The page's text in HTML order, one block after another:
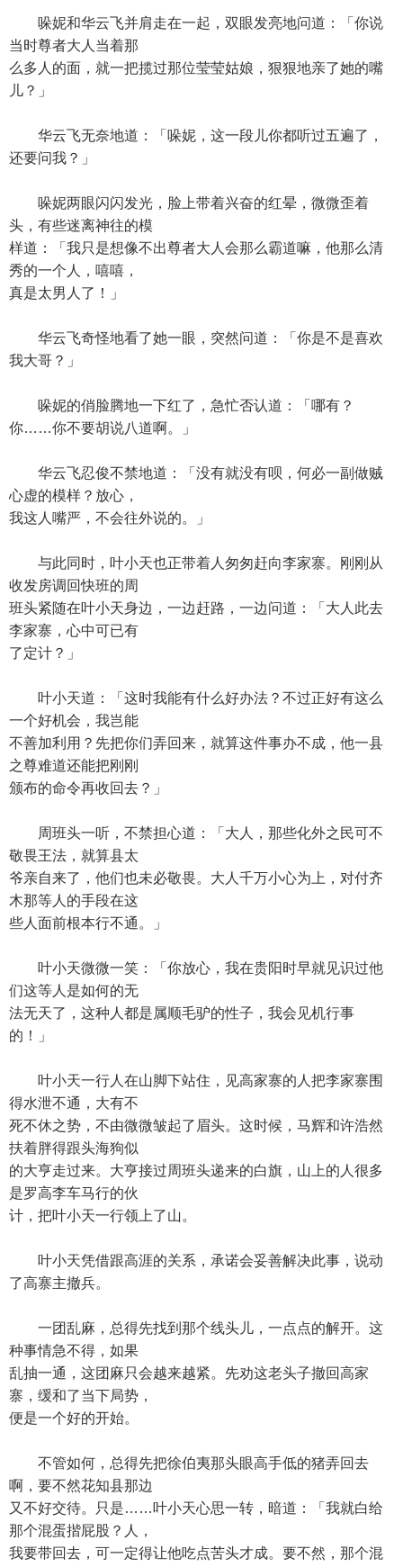
哚妮和华云飞并肩走在一起，双眼发亮地问道：「你说
当时尊者大人当着那
么多人的面，就一把揽过那位莹莹姑娘，狠狠地亲了她的嘴
儿？」
华云飞无奈地道：「哚妮，这一段儿你都听过五遍了，
还要问我？」
哚妮两眼闪闪发光，脸上带着兴奋的红晕，微微歪着
头，有些迷离神往的模
样道：「我只是想像不出尊者大人会那么霸道嘛，他那么清
秀的一个人，嘻嘻，
真是太男人了！」
华云飞奇怪地看了她一眼，突然问道：「你是不是喜欢
我大哥？」
哚妮的俏脸腾地一下红了，急忙否认道：「哪有？
你……你不要胡说八道啊。」
华云飞忍俊不禁地道：「没有就没有呗，何必一副做贼
心虚的模样？放心，
我这人嘴严，不会往外说的。」
与此同时，叶小天也正带着人匆匆赶向李家寨。刚刚从
收发房调回快班的周
班头紧随在叶小天身边，一边赶路，一边问道：「大人此去
李家寨，心中可已有
了定计？」
叶小天道：「这时我能有什么好办法？不过正好有这么
一个好机会，我岂能
不善加利用？先把你们弄回来，就算这件事办不成，他一县
之尊难道还能把刚刚
颁布的命令再收回去？」
周班头一听，不禁担心道：「大人，那些化外之民可不
敬畏王法，就算县太
爷亲自来了，他们也未必敬畏。大人千万小心为上，对付齐
木那等人的手段在这
些人面前根本行不通。」
叶小天微微一笑：「你放心，我在贵阳时早就见识过他
们这等人是如何的无
法无天了，这种人都是属顺毛驴的性子，我会见机行事
的！」
叶小天一行人在山脚下站住，见高家寨的人把李家寨围
得水泄不通，大有不
死不休之势，不由微微皱起了眉头。这时候，马辉和许浩然
扶着胖得跟头海狗似
的大亨走过来。大亨接过周班头递来的白旗，山上的人很多
是罗高李车马行的伙
计，把叶小天一行领上了山。
叶小天凭借跟高涯的关系，承诺会妥善解决此事，说动
了高寨主撤兵。
一团乱麻，总得先找到那个线头儿，一点点的解开。这
种事情急不得，如果
乱抽一通，这团麻只会越来越紧。先劝这老头子撤回高家
寨，缓和了当下局势，
便是一个好的开始。
不管如何，总得先把徐伯夷那头眼高手低的猪弄回去
啊，要不然花知县那边
又不好交待。只是……叶小天心思一转，暗道：「我就白给
那个混蛋揩屁股？人，
我要带回去，可一定得让他吃点苦头才成。要不然，那个混